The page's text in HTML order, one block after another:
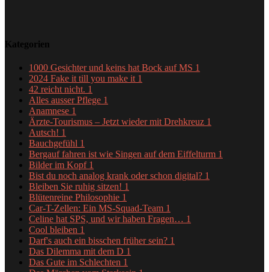
Kategorien
1000 Gesichter und keins hat Bock auf MS 1
2024 Fake it till you make it 1
42 reicht nicht. 1
Alles ausser Pflege 1
Anamnese 1
Ärzte-Tourismus – Jetzt wieder mit Drehkreuz 1
Autsch! 1
Bauchgefühl 1
Bergauf fahren ist wie Singen auf dem Eiffelturm 1
Bilder im Kopf 1
Bist du noch analog krank oder schon digital? 1
Bleiben Sie ruhig sitzen! 1
Blütenreine Philosophie 1
Car-T-Zellen: Ein MS-Squad-Team 1
Celine hat SPS, und wir haben Fragen… 1
Cool bleiben 1
Darf's auch ein bisschen früher sein? 1
Das Dilemma mit dem D 1
Das Gute im Schlechten 1